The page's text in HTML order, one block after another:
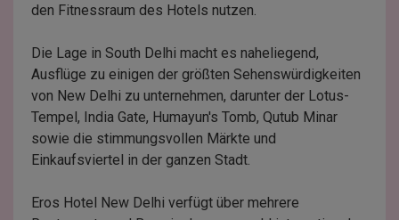
den Fitnessraum des Hotels nutzen.
Die Lage in South Delhi macht es naheliegend,
Ausflüge zu einigen der größten Sehenswürdigkeiten
von New Delhi zu unternehmen, darunter der Lotus-
Tempel, India Gate, Humayun's Tomb, Qutub Minar
sowie die stimmungsvollen Märkte und
Einkaufsviertel in der ganzen Stadt.
Eros Hotel New Delhi verfügt über mehrere